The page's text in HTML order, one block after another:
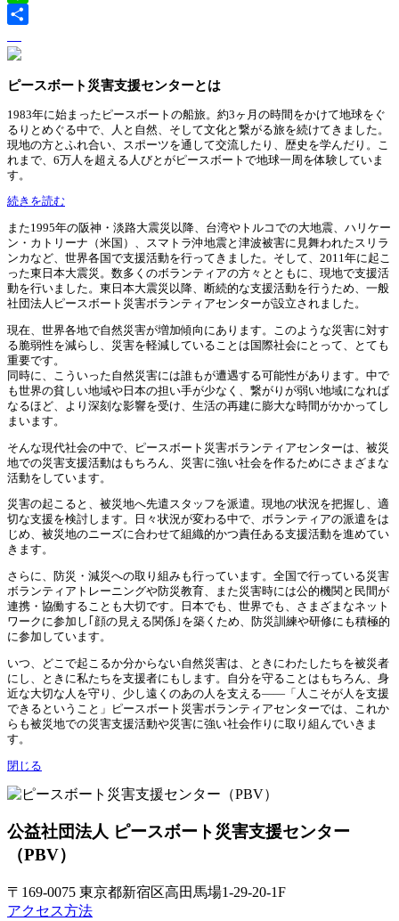
Line
ピースボート災害支援センターとは
1983年に始まったピースボートの船旅。約3ヶ月の時間をかけて地球をぐ
るりとめぐる中で、人と自然、そして文化と繋がる旅を続けてきました。
現地の方とふれ合い、スポーツを通して交流したり、歴史を学んだり。こ
れまで、6万人を超える人びとがピースボートで地球一周を体験していま
す。
続きを読む
また1995年の阪神・淡路大震災以降、台湾やトルコでの大地震、ハリケー
ン・カトリーナ（米国）、スマトラ沖地震と津波被害に見舞われたスリラ
ンカなど、世界各国で支援活動を行ってきました。そして、2011年に起こ
った東日本大震災。数多くのボランティアの方々とともに、現地で支援活
動を行いました。東日本大震災以降、断続的な支援活動を行うため、一般
社団法人ピースボート災害ボランティアセンターが設立されました。
現在、世界各地で自然災害が増加傾向にあります。このような災害に対す
る脆弱性を減らし、災害を軽減していることは国際社会にとって、とても
重要です。
同時に、こういった自然災害には誰もが遭遇する可能性があります。中で
も世界の貧しい地域や日本の担い手が少なく、繋がりが弱い地域になれば
なるほど、より深刻な影響を受け、生活の再建に膨大な時間がかかってし
まいます。
そんな現代社会の中で、ピースボート災害ボランティアセンターは、被災
地での災害支援活動はもちろん、災害に強い社会を作るためにさまざまな
活動をしています。
災害の起こると、被災地へ先遣スタッフを派遣。現地の状況を把握し、適
切な支援を検討します。日々状況が変わる中で、ボランティアの派遣をは
じめ、被災地のニーズに合わせて組織的かつ責任ある支援活動を進めてい
きます。
さらに、防災・減災への取り組みも行っています。全国で行っている災害
ボランティアトレーニングや防災教育、また災害時には公的機関と民間が
連携・協働することも大切です。日本でも、世界でも、さまざまなネット
ワークに参加し｢顔の見える関係｣を築くため、防災訓練や研修にも積極的
に参加しています。
いつ、どこで起こるか分からない自然災害は、ときにわたしたちを被災者
にし、ときに私たちを支援者にもします。自分を守ることはもちろん、身
近な大切な人を守り、少し遠くのあの人を支える——「人こそが人を支援
できるということ」ピースボート災害ボランティアセンターでは、これか
らも被災地での災害支援活動や災害に強い社会作りに取り組んでいきま
す。
閉じる
公益社団法人 ピースボート災害支援センター
（PBV）
〒169-0075 東京都新宿区高田馬場1-29-20-1F
アクセス方法